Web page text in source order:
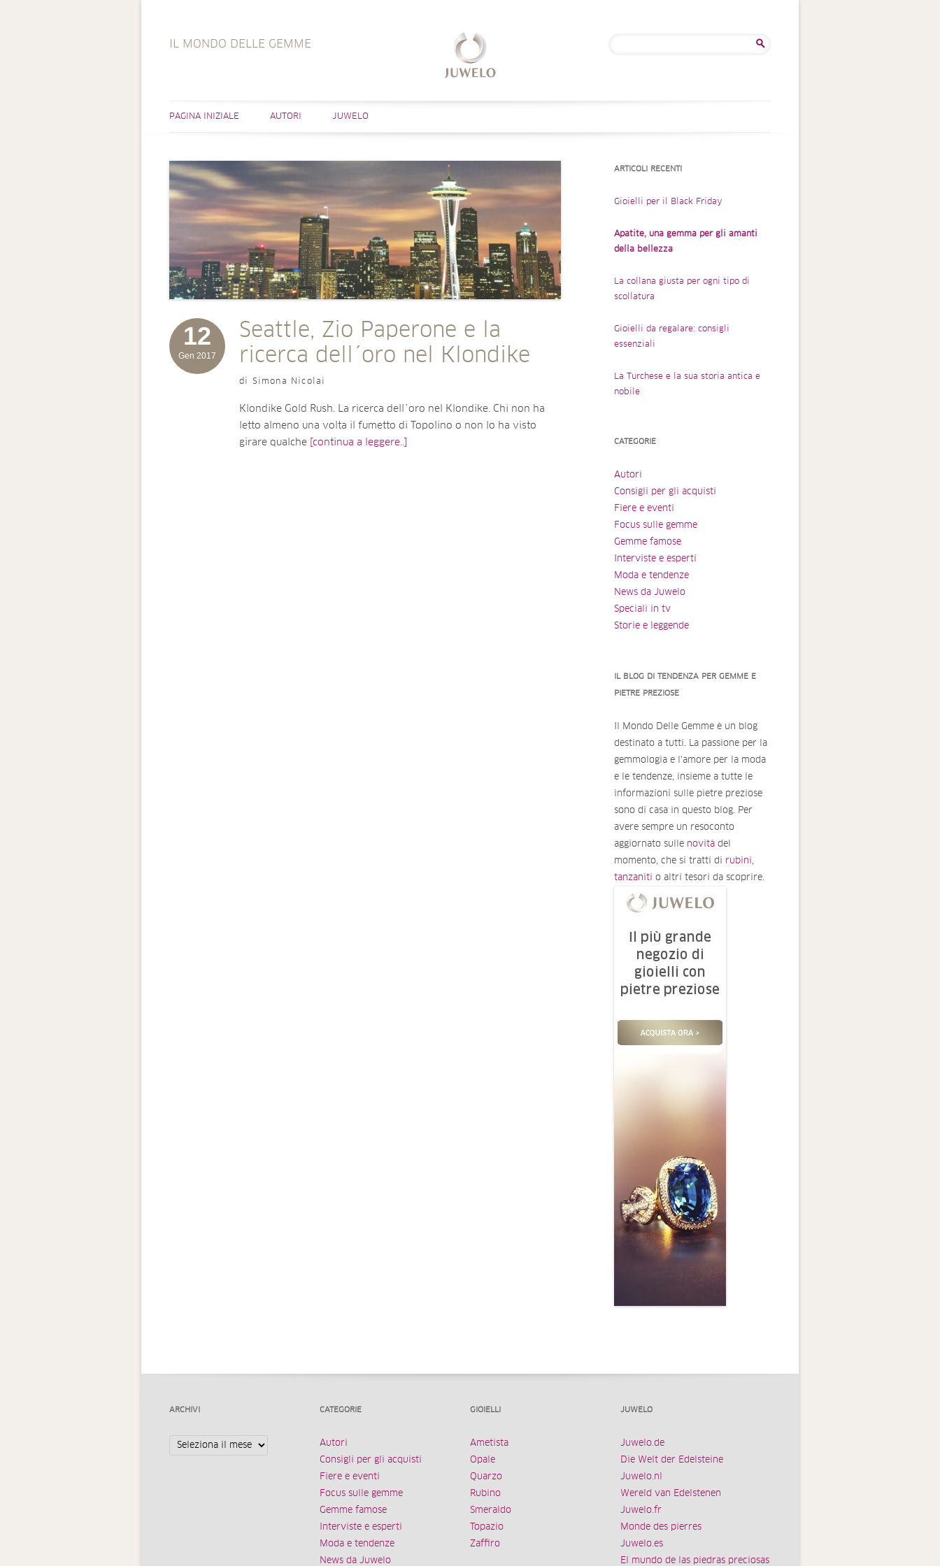
IL MONDO DELLE GEMME
PAGINA INIZIALE AUTORI JUWELO
12
Gen 2017
Seattle, Zio Paperone e la
ricerca dell´oro nel Klondike
di Simona Nicolai
Klondike Gold Rush. La ricerca dell´oro nel Klondike. Chi non ha
letto almeno una volta il fumetto di Topolino o non lo ha visto
girare qualche [continua a leggere..]
ARTICOLI RECENTI
Gioielli per il Black Friday
Apatite, una gemma per gli amanti
della bellezza
La collana giusta per ogni tipo di
scollatura
Gioielli da regalare: consigli
essenziali
La Turchese e la sua storia antica e
nobile
CATEGORIE
Autori
Consigli per gli acquisti
Fiere e eventi
Focus sulle gemme
Gemme famose
Interviste e esperti
Moda e tendenze
News da Juwelo
Speciali in tv
Storie e leggende
IL BLOG DI TENDENZA PER GEMME E
PIETRE PREZIOSE
Il Mondo Delle Gemme è un blog
destinato a tutti. La passione per la
gemmologia e l'amore per la moda
e le tendenze, insieme a tutte le
informazioni sulle pietre preziose
sono di casa in questo blog. Per
avere sempre un resoconto
aggiornato sulle novità del
momento, che si tratti di rubini,
tanzaniti o altri tesori da scoprire.
ARCHIVI
Archivi
CATEGORIE
Autori
Consigli per gli acquisti
Fiere e eventi
Focus sulle gemme
Gemme famose
Interviste e esperti
Moda e tendenze
News da Juwelo
GIOIELLI
Ametista
Opale
Quarzo
Rubino
Smeraldo
Topazio
Zaffiro
JUWELO
Juwelo.de
Die Welt der Edelsteine
Juwelo.nl
Wereld van Edelstenen
Juwelo.fr
Monde des pierres
Juwelo.es
El mundo de las piedras preciosas